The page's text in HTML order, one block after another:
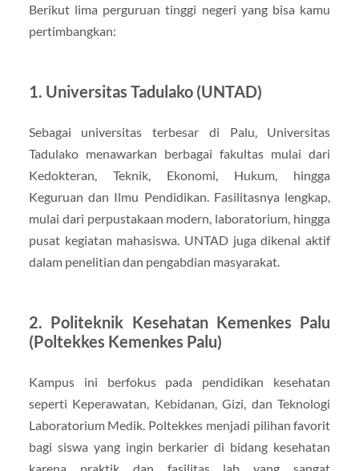
Berikut lima perguruan tinggi negeri yang bisa kamu
pertimbangkan:
1. Universitas Tadulako (UNTAD)
Sebagai universitas terbesar di Palu, Universitas
Tadulako menawarkan berbagai fakultas mulai dari
Kedokteran, Teknik, Ekonomi, Hukum, hingga
Keguruan dan Ilmu Pendidikan. Fasilitasnya lengkap,
mulai dari perpustakaan modern, laboratorium, hingga
pusat kegiatan mahasiswa. UNTAD juga dikenal aktif
dalam penelitian dan pengabdian masyarakat.
2. Politeknik Kesehatan Kemenkes Palu
(Poltekkes Kemenkes Palu)
Kampus ini berfokus pada pendidikan kesehatan
seperti Keperawatan, Kebidanan, Gizi, dan Teknologi
Laboratorium Medik. Poltekkes menjadi pilihan favorit
bagi siswa yang ingin berkarier di bidang kesehatan